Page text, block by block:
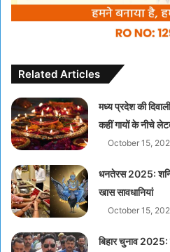
Related Articles
मध्य प्रदेश की
कहीं गायों के नीचे
October 15,
धनतेरस 2025:
खास सावधानियां
October 15,
बिहार चुनाव 2025: